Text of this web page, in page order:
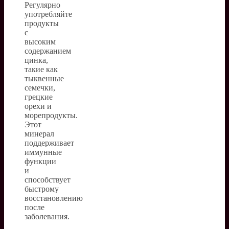
Регулярно
употребляйте
продукты
с
высоким
содержанием
цинка,
такие как
тыквенные
семечки,
грецкие
орехи и
морепродукты.
Этот
минерал
поддерживает
иммунные
функции
и
способствует
быстрому
восстановлению
после
заболевания.